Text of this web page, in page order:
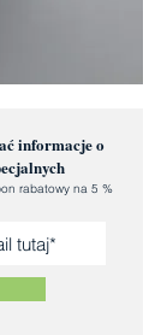
informacje o
rabatowy na 5 %